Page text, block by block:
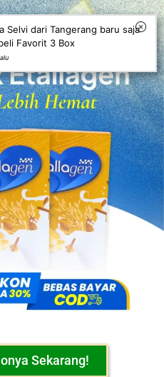
Sekarang!
Selvi dari Tangerang baru saja
Favorit 3 Box